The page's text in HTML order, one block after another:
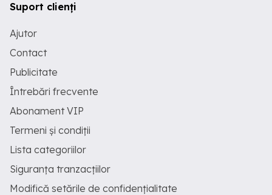
Suport clienți
Ajutor
Contact
Publicitate
Întrebări frecvente
Abonament VIP
Termeni și condiții
Lista categoriilor
Siguranța tranzacțiilor
Modifică setările de confidențialitate